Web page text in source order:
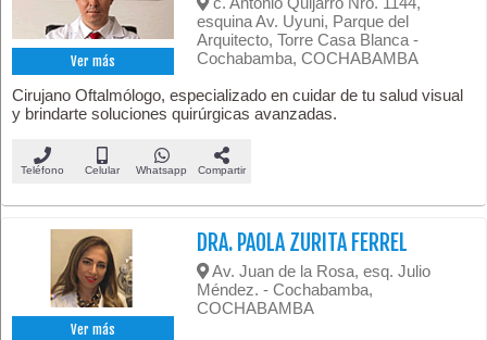
Ver más
esquina Av. Uyuni, Parque del
Arquitecto, Torre Casa Blanca -
Cochabamba, COCHABAMBA
Cirujano Oftalmólogo, especializado en cuidar de tu salud visual
y brindarte soluciones quirúrgicas avanzadas.
Teléfono Celular Whatsapp Compartir
Ver más
DRA. PAOLA ZURITA FERREL
Av. Juan de la Rosa, esq. Julio
Méndez. - Cochabamba,
COCHABAMBA